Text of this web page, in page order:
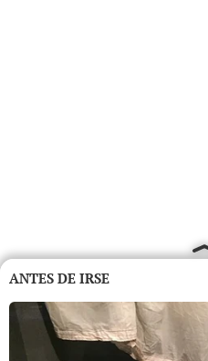
ANTES DE IRSE